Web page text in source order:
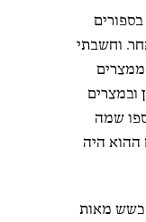
וחשבתי
ובמצרים
שמה
היה
כשש מאות